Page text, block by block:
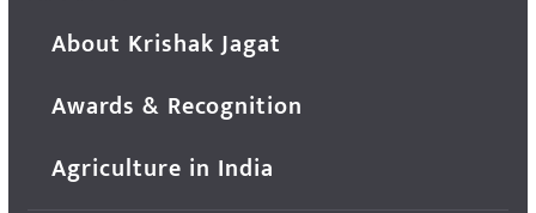
About Krishak Jagat
Awards & Recognition
Agriculture in India